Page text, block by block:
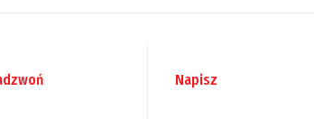
Napisz